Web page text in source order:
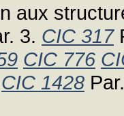
aux
3. CIC 317
CIC 776
CIC 1428